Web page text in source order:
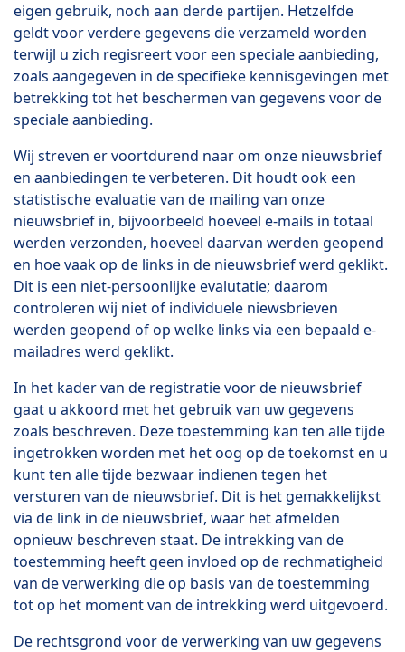
eigen gebruik, noch aan derde partijen. Hetzelfde
geldt voor verdere gegevens die verzameld worden
terwijl u zich regisreert voor een speciale aanbieding,
zoals aangegeven in de specifieke kennisgevingen met
betrekking tot het beschermen van gegevens voor de
speciale aanbieding.
Wij streven er voortdurend naar om onze nieuwsbrief
en aanbiedingen te verbeteren. Dit houdt ook een
statistische evaluatie van de mailing van onze
nieuwsbrief in, bijvoorbeeld hoeveel e-mails in totaal
werden verzonden, hoeveel daarvan werden geopend
en hoe vaak op de links in de nieuwsbrief werd geklikt.
Dit is een niet-persoonlijke evalutatie; daarom
controleren wij niet of individuele niewsbrieven
werden geopend of op welke links via een bepaald e-
mailadres werd geklikt.
In het kader van de registratie voor de nieuwsbrief
gaat u akkoord met het gebruik van uw gegevens
zoals beschreven. Deze toestemming kan ten alle tijde
ingetrokken worden met het oog op de toekomst en u
kunt ten alle tijde bezwaar indienen tegen het
versturen van de nieuwsbrief. Dit is het gemakkelijkst
via de link in de nieuwsbrief, waar het afmelden
opnieuw beschreven staat. De intrekking van de
toestemming heeft geen invloed op de rechmatigheid
van de verwerking die op basis van de toestemming
tot op het moment van de intrekking werd uitgevoerd.
De rechtsgrond voor de verwerking van uw gegevens